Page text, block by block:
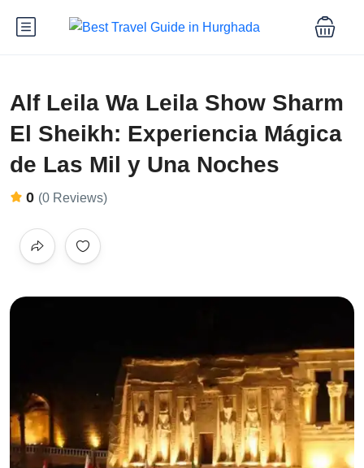
Alf Leila Wa Leila Show Sharm
El Sheikh: Experiencia Mágica
de Las Mil y Una Noches
0 (0 Reviews)